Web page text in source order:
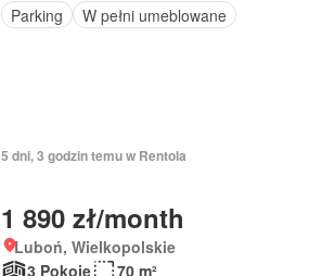
Parking
W pełni umeblowane
5 dni, 3 godzin temu w Rentola
1 890 zł/month
Luboń, Wielkopolskie
3 Pokoje
70 m²